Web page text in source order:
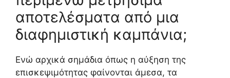
αποτελέσματα από μια
διαφημιστική καμπάνια;
Ενώ αρχικά σημάδια όπως η αύξηση της
επισκεψιμότητας φαίνονται άμεσα, τα